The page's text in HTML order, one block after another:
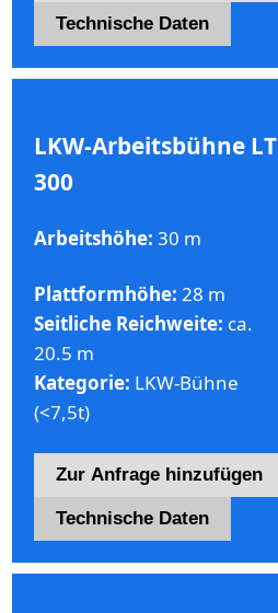
Technische Daten
LKW-Arbeitsbühne LT
300
Arbeitshöhe: 30 m
Plattformhöhe: 28 m
Seitliche Reichweite: ca.
20.5 m
Kategorie: LKW-Bühne
(<7,5t)
Zur Anfrage hinzufügen
Technische Daten